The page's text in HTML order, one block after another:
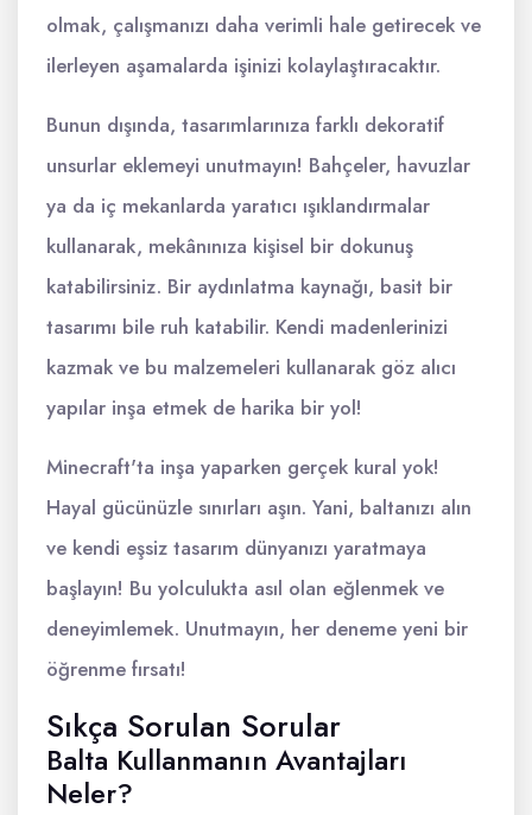
olmak, çalışmanızı daha verimli hale getirecek ve
ilerleyen aşamalarda işinizi kolaylaştıracaktır.
Bunun dışında, tasarımlarınıza farklı dekoratif
unsurlar eklemeyi unutmayın! Bahçeler, havuzlar
ya da iç mekanlarda yaratıcı ışıklandırmalar
kullanarak, mekânınıza kişisel bir dokunuş
katabilirsiniz. Bir aydınlatma kaynağı, basit bir
tasarımı bile ruh katabilir. Kendi madenlerinizi
kazmak ve bu malzemeleri kullanarak göz alıcı
yapılar inşa etmek de harika bir yol!
Minecraft'ta inşa yaparken gerçek kural yok!
Hayal gücünüzle sınırları aşın. Yani, baltanızı alın
ve kendi eşsiz tasarım dünyanızı yaratmaya
başlayın! Bu yolculukta asıl olan eğlenmek ve
deneyimlemek. Unutmayın, her deneme yeni bir
öğrenme fırsatı!
Sıkça Sorulan Sorular
Balta Kullanmanın Avantajları
Neler?